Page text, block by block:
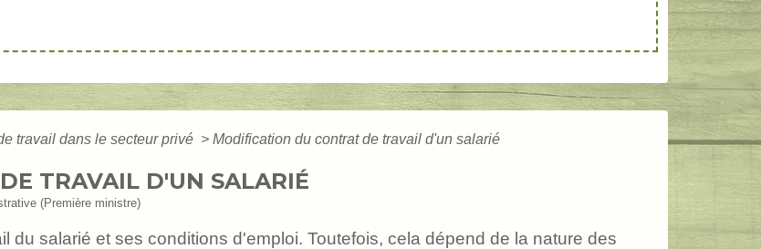
travail dans le secteur privé > Modification du contrat de travail d'un salarié
TRAVAIL D'UN SALARIÉ
(Première ministre)
du salarié et ses conditions d'emploi. Toutefois, cela dépend de la nature des